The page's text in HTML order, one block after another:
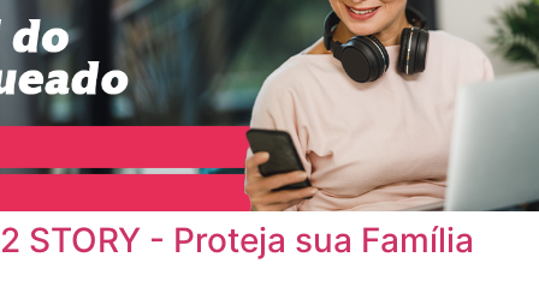
2 STORY - Proteja sua Família